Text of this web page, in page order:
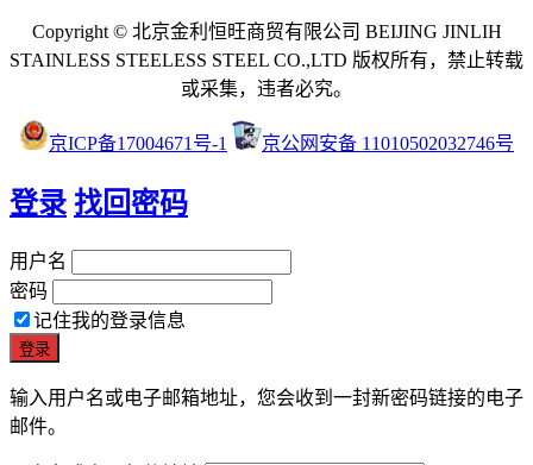
Copyright © 北京金利恒旺商贸有限公司 BEIJING JINLIH
STAINLESS STEELESS STEEL CO.,LTD 版权所有，禁止转载
或采集，违者必究。
京ICP备17004671号-1 京公网安备 11010502032746号
登录 找回密码
用户名
密码
记住我的登录信息
输入用户名或电子邮箱地址，您会收到一封新密码链接的电子
邮件。